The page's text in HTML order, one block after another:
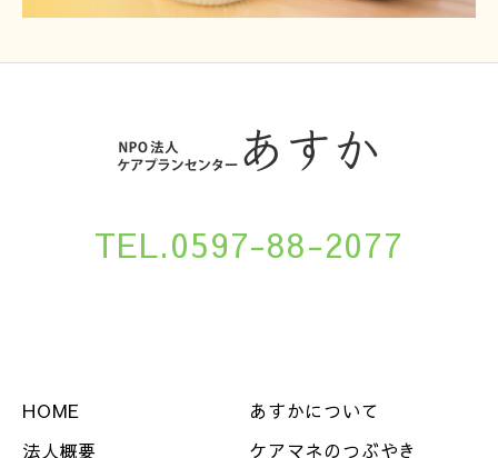
TEL.0597-88-2077
HOME
あすかについて
法人概要
ケアマネのつぶやき